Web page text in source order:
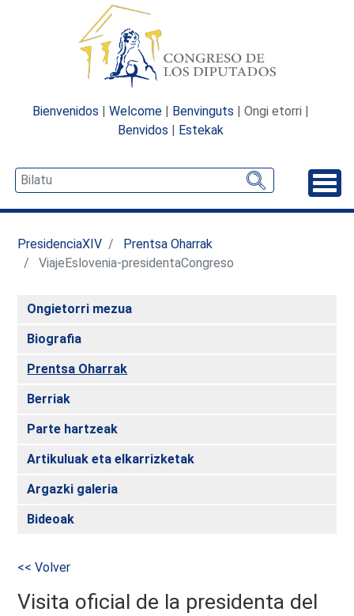
Bienvenidos | Welcome | Benvinguts | Ongi etorri |
Benvidos | Estekak
PresidenciaXIV
Prentsa Oharrak
ViajeEslovenia-presidentaCongreso
Ongietorri mezua
Biografia
Prentsa Oharrak
Berriak
Parte hartzeak
Artikuluak eta elkarrizketak
Argazki galeria
Bideoak
<< Volver
Visita oficial de la presidenta del